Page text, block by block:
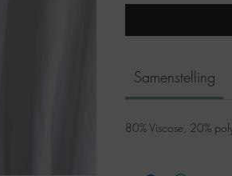
Samenstelling
80% Viscose, 20%